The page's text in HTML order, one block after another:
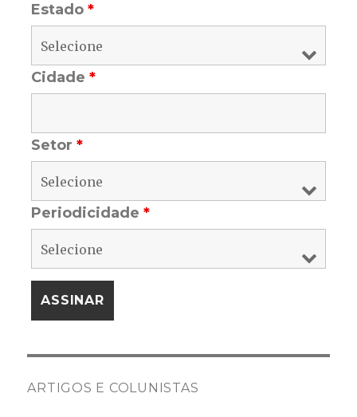
Estado*
Cidade*
Setor*
Periodicidade*
ARTIGOS E COLUNISTAS